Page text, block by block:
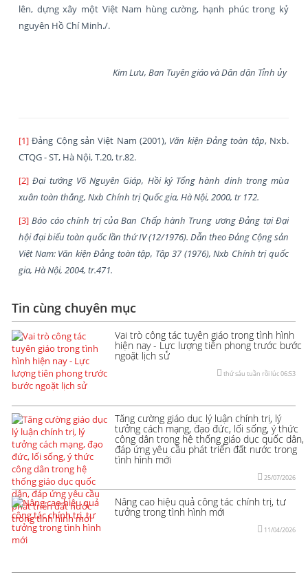
lên, dựng xây một Việt Nam hùng cường, hạnh phúc trong kỷ
nguyên Hồ Chí Minh./.
Kim Lưu, Ban Tuyên giáo và Dân dận Tỉnh ủy
[1] Đảng Cộng sản Việt Nam (2001), Văn kiện Đảng toàn tập, Nxb.
CTQG - ST, Hà Nội, T.20, tr.82.
[2] Đại tướng Võ Nguyên Giáp, Hồi ký Tổng hành dinh trong mùa
xuân toàn thắng, Nxb Chính trị Quốc gia, HàNội, 2000, tr 172.
[3] Báo cáo chính trị của Ban Chấp hành Trung ương Đảng tại Đại
hội đại biểu toàn quốc lần thứ IV(12/1976). Dẫn theo Đảng Cộng sản
Việt Nam: Văn kiện Đảng toàn tập, Tập 37(1976), Nxb Chính trị quốc
gia, Hà Nội, 2004, tr.471.
Tin cùng chuyên mục
Vai trò công tác tuyên giáo trong tình hình
hiện nay - Lực lượng tiên phong trước bước
ngoặt lịch sử
thứ sáu tuần rồi lúc 06:53
Tăng cường giáo dục lý luận chính trị, lý
tưởng cách mạng, đạo đức, lối sống, ý thức
công dân trong hệ thống giáo dục quốc dân,
đáp ứng yêu cầu phát triển đất nước trong
tình hình mới
25/07/2026
Nâng cao hiệu quả công tác chính trị, tư
tưởng trong tình hình mới
11/04/2026